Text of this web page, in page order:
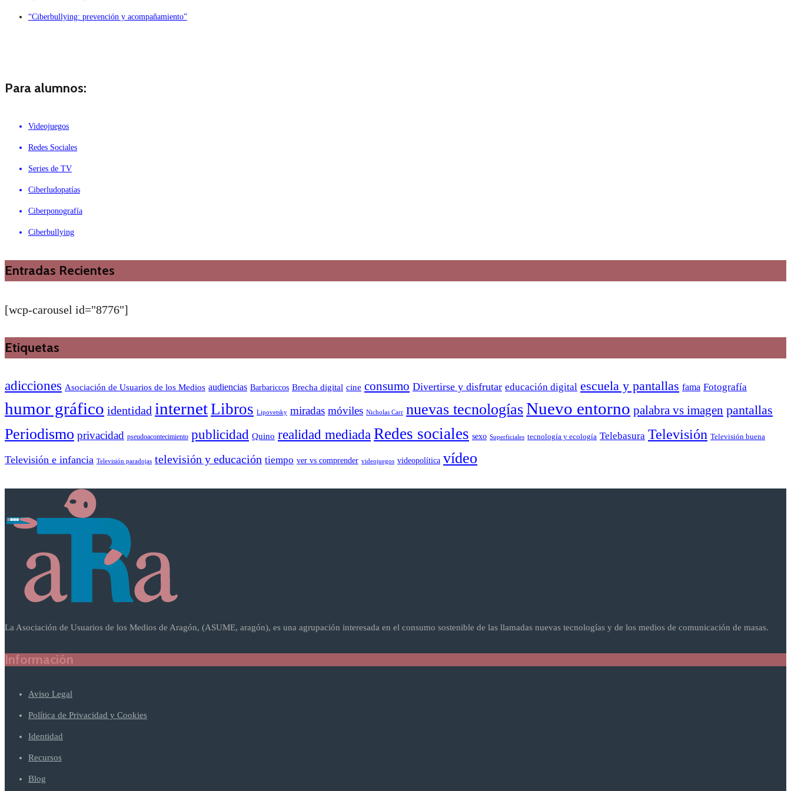
“Ciberbullying: prevención y acompañamiento”
Para alumnos:
Videojuegos
Redes Sociales
Series de TV
Ciberludopatías
Ciberponografía
Ciberbullying
Entradas Recientes
[wcp-carousel id="8776"]
Etiquetas
adicciones Asociación de Usuarios de los Medios audiencias Barbariccos Brecha digital cine consumo Divertirse y disfrutar educación digital escuela y pantallas fama Fotografía
humor gráfico identidad internetLibros Lipovetsky miradas móviles Nicholas Carr nuevas tecnologíasNuevo entorno palabra vs imagen pantallas
Periodismo privacidad pseudoacontecimiento publicidad Quino realidad mediada Redes sociales sexo Superficiales tecnología y ecología Telebasura Televisión Televisión buena
Televisión e infancia Televisión paradojas televisión y educación tiempo ver vs comprender videojuegos videopolítica vídeo
La Asociación de Usuarios de los Medios de Aragón, (ASUME, aragón), es una agrupación interesada en el consumo sostenible de las llamadas nuevas tecnologías y de los medios de comunicación de masas.
Información
Aviso Legal
Política de Privacidad y Cookies
Identidad
Recursos
Blog